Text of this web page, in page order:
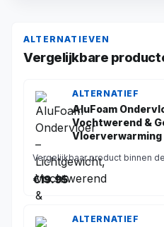
ALTERNATIEVEN
Vergelijkbare
ALTERNATIEF
AluFoam
Vochtwerend &
Vloerverwarming
Vergelijkbaar product binnen
€19.95
ALTERNATIEF